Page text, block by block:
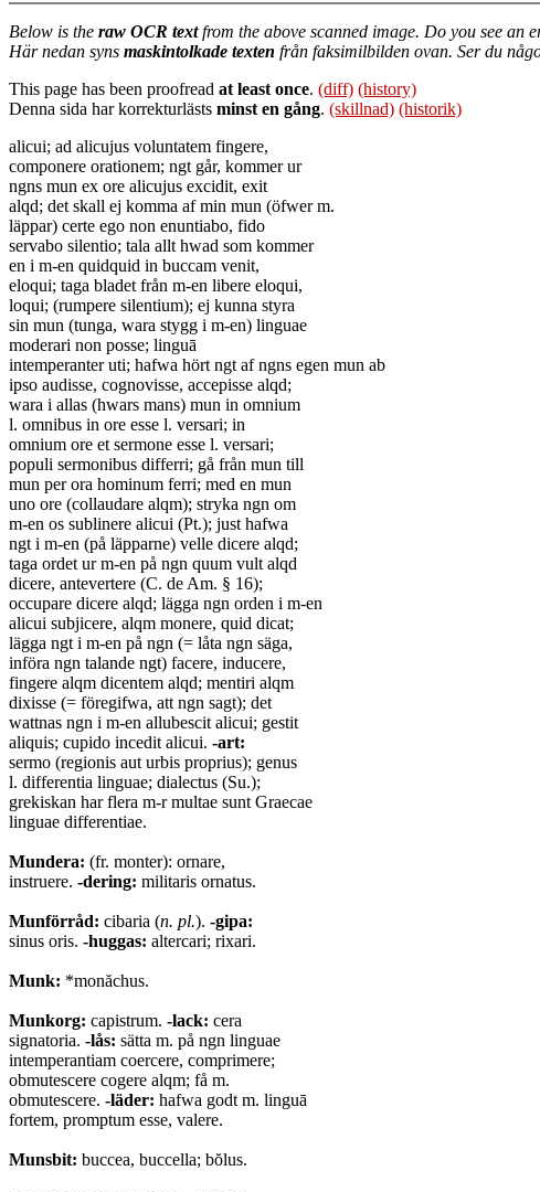
Below is the raw OCR textfrom the above scanned image. Do you see an
Här nedan syns maskintolkade texten från faksimilbilden ovan. Ser du
This page has been proofread at least once. (diff) (history)
Denna sida har korrekturlästs minst en gång. (skillnad) (historik)
alicui; ad alicujus voluntatem fingere,
componere orationem; ngt går, kommer ur
ngns mun ex ore alicujus excidit, exit
alqd; det skall ej komma af min mun (öfwer m.
läppar) certe ego non enuntiabo, fido
servabo silentio; tala allt hwad som kommer
en i m-en quidquid in buccam venit,
eloqui; taga bladet från m-en libere eloqui,
loqui; (rumpere silentium); ej kunna styra
sin mun (tunga, wara stygg i m-en) linguae
moderari non posse; linguā
intemperanter uti; hafwa hört ngt af ngns egen mun ab
ipso audisse, cognovisse, accepisse alqd;
wara i allas (hwars mans) mun in omnium
l. omnibus in ore esse l. versari; in
omnium ore et sermone esse l. versari;
populi sermonibus differri; gå från mun till
mun per ora hominum ferri; med en mun
uno ore (collaudare alqm); stryka ngn om
m-en os sublinere alicui (Pt.); just hafwa
ngt i m-en (på läpparne) velle dicere alqd;
taga ordet ur m-en på ngn quum vult alqd
dicere, antevertere (C. de Am. § 16);
occupare dicere alqd; lägga ngn orden i m-en
alicui subjicere, alqm monere, quid dicat;
lägga ngt i m-en på ngn (= låta ngn säga,
införa ngn talande ngt) facere, inducere,
fingere alqm dicentem alqd; mentiri alqm
dixisse (= föregifwa, att ngn sagt); det
wattnas ngn i m-en allubescit alicui; gestit
aliquis; cupido incedit alicui. -art:
sermo (regionis aut urbis proprius); genus
l. differentia linguae; dialectus (Su.);
grekiskan har flera m-r multae sunt Graecae
linguae differentiae.
Mundera: (fr. monter): ornare,
instruere. -dering: militaris ornatus.
Munförråd: cibaria (n. pl.). -gipa:
sinus oris. -huggas: altercari; rixari.
Munk: *monăchus.
Munkorg: capistrum. -lack: cera
signatoria. -lås: sätta m. på ngn linguae
intemperantiam coercere, comprimere;
obmutescere cogere alqm; få m.
obmutescere. -läder: hafwa godt m. linguā
fortem, promptum esse, valere.
Munsbit: buccea, buccella; bŏlus.